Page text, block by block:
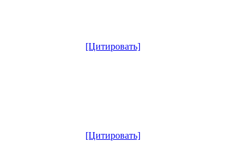
[Цитировать]
[Цитировать]